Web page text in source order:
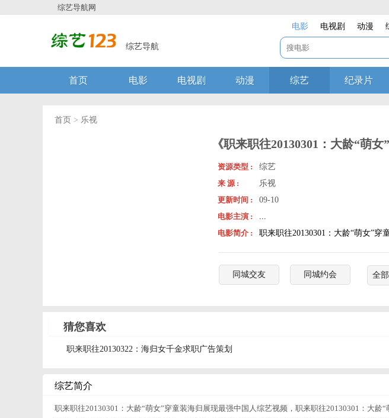
综艺导航网
综艺导航
电影 电视剧 动漫
首页 电影 电视剧 动漫 综艺 纪录片
首页 > 乐视
《职来职往20130301：大龄“萌
资源类型 : 综艺
来 源 :
乐视
更新时间 :
09-10
电影主演 :
...
电影简介 :
职来职往20130301：大龄“萌女”
全
同城交友 同城约会
猜您喜欢
职来职往20130322：海归女千金求职广告策划
综艺简介
职来职往20130301：大龄“萌女”穿童装海归展现最强中国人综艺视频，职来职往20130301：大